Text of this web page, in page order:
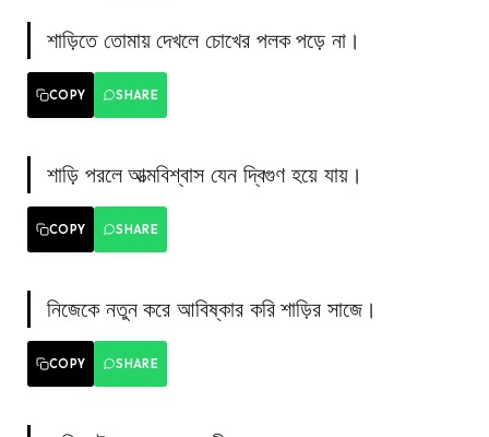
শাড়িতে তোমায় দেখলে চোখের পলক পড়ে না।
COPY SHARE
শাড়ি পরলে আত্মবিশ্বাস যেন দ্বিগুণ হয়ে যায়।
COPY SHARE
নিজেকে নতুন করে আবিষ্কার করি শাড়ির সাজে।
COPY SHARE